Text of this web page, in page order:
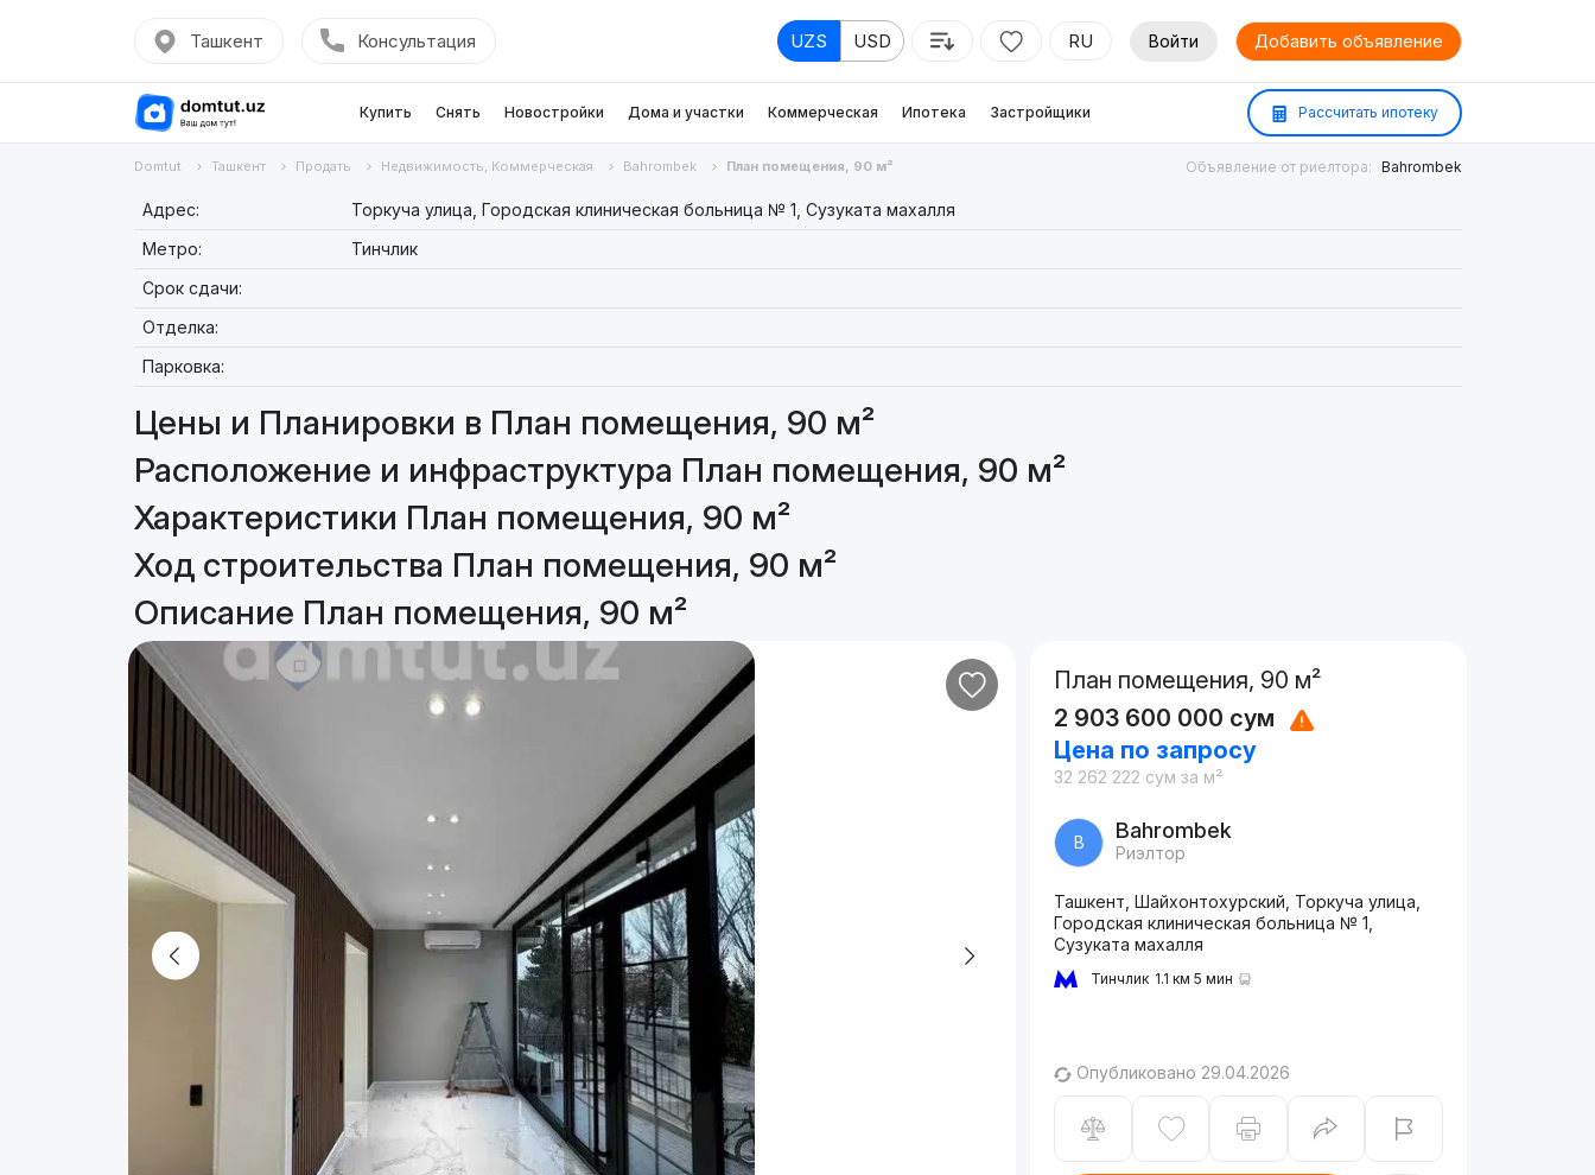
Ташкент Консультация UZS USD RU Войти Добавить объявление
Купить Снять Новостройки Дома и участки Коммерческая Ипотека Застройщики Рассчитать ипотеку
Domtut Ташкент Продать Недвижимость, Коммерческая Bahrombek План помещения, 90 м² Объявление от риелтора: Bahrombek
Адрес:
Торкуча улица, Городская клиническая больница № 1, Сузуката махалля
Метро:
Тинчлик
Срок сдачи:
Отделка:
Парковка:
Цены и Планировки в План помещения, 90 м²
Расположение и инфраструктура План помещения, 90 м²
Характеристики План помещения, 90 м²
Ход строительства План помещения, 90 м²
Описание План помещения, 90 м²
План помещения, 90 м²
2 903 600 000 сум
Цена по запросу
32 262 222 сум за м²
B Bahrombek
Риэлтор
Ташкент, Шайхонтохурский, Торкуча улица,
Городская клиническая больница № 1,
Сузуката махалля
Тинчлик 1.1 км 5 мин
Опубликовано 29.04.2026